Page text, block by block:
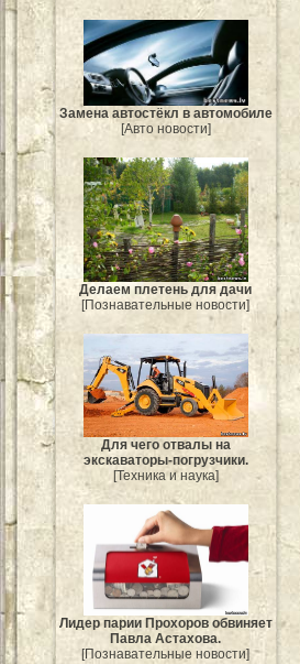
Замена автостёкл в автомобиле
[Авто новости]
Делаем плетень для дачи
[Познавательные новости]
Для чего отвалы на
экскаваторы-погрузчики.
[Техника и наука]
Лидер парии Прохоров обвиняет
Павла Астахова.
[Познавательные новости]